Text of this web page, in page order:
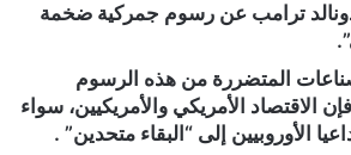
ترامب عن رسوم جمركية ضخمة
المتضررة من هذه الرسوم
الاقتصاد الأمريكي والأمريكيين، سواء
إلى “البقاء متحدين” .